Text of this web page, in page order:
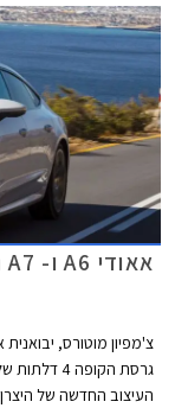
האחורי או בהתאם
אאודי A6 ו- A7 החדשות מושקות בישראל